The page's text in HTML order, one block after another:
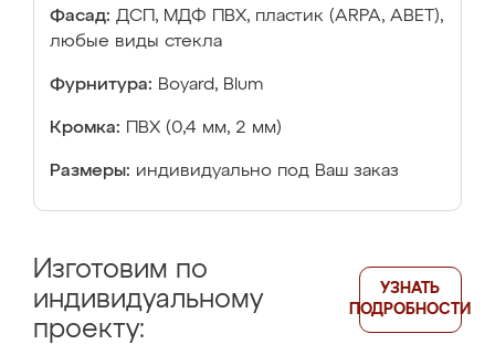
Фасад: ДСП, МДФ ПВХ, пластик (ARPA, ABET),
любые виды стекла
Фурнитура: Boyard, Blum
Кромка: ПВХ (0,4 мм, 2 мм)
Размеры: индивидуально под Ваш заказ
Изготовим по
индивидуальному
проекту:
УЗНАТЬ
ПОДРОБНОСТИ